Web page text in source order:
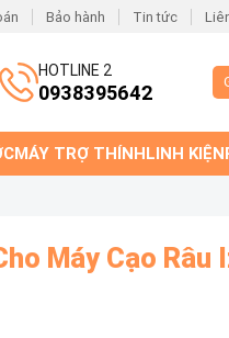
Bảo hành Tin tức
HOTLINE 2
0938395642
MÁY TRỢ THÍNHLINH KIỆN
Máy Cạo Râu